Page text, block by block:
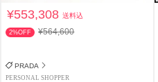
¥553,308送料込
2%OFF ¥564,600
PRADA
PERSONAL SHOPPER